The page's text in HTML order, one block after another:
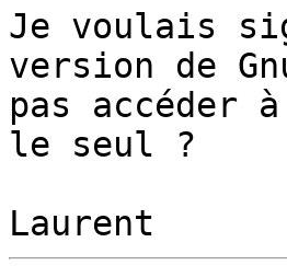
Je voulais
version de
pas accéder
le seul ?